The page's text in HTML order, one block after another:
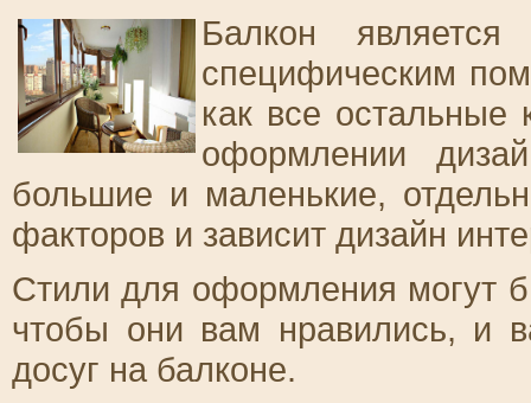
Балкон
специфическим
как все остальные
оформлении
большие и маленькие,
факторов и зависит дизайн
Стили для оформления могут
чтобы они вам нравились, и
досуг на балконе.